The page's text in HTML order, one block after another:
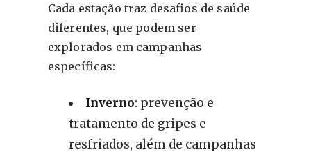
Cada estação traz desafios de saúde
diferentes, que podem ser
explorados em campanhas
específicas:
Inverno: prevenção e
tratamento de gripes e
resfriados, além de campanhas